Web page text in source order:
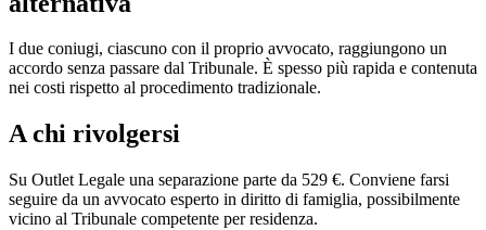
I due coniugi, ciascuno con il proprio avvocato, raggiungono un
accordo senza passare dal Tribunale. È spesso più rapida e contenuta
nei costi rispetto al procedimento tradizionale.
A chi rivolgersi
Su Outlet Legale una separazione parte da 529 €. Conviene farsi
seguire da un avvocato esperto in diritto di famiglia, possibilmente
vicino al Tribunale competente per residenza.